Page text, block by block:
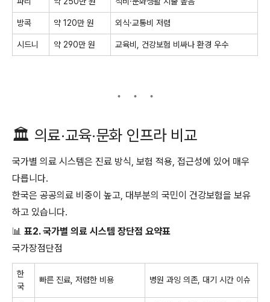
방콕 약 120만 원 외식·교통비 저렴
시드니 약 290만 원 교육비, 건강보험 비싸나 환경 우수
🏛️ 의료·교육·문화 인프라 비교
국가별 의료 시스템은 진료 방식, 보험 적용, 접근성에 있어 매우
다릅니다.
한국은 공공의료 비중이 높고, 대부분의 국민이 건강보험을 보유
하고 있습니다.
📊 표2. 국가별 의료 시스템 장단점 요약표
국가장점단점
한
국
빠른 진료, 저렴한 비용 병원 과잉 의존, 대기 시간 이슈